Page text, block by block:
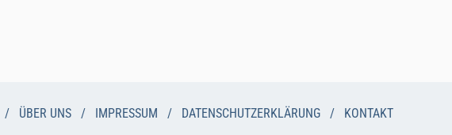
/ ÜBER UNS / IMPRESSUM / DATENSCHUTZERKLÄRUNG / KONTAKT